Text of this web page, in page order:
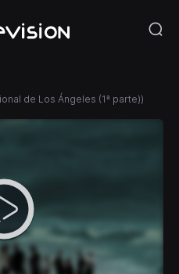
de Los Ángeles (1ª parte))